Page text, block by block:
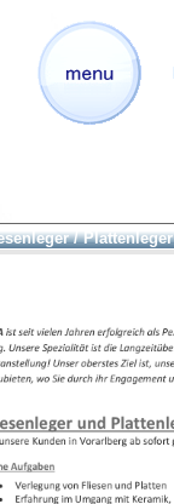
/ Plattenleger